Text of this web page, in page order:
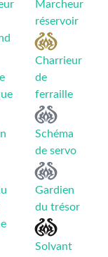
Marcheur
réservoir
Charrieur
de
ferraille
Schéma
de servo
Gardien
du trésor
Solvant